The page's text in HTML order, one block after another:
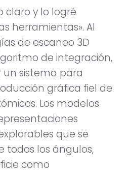
claro y lo logré
herramientas». Al
de escaneo 3D
de integración,
sistema para
gráfica fiel de
Los modelos
que se
todos los ángulos,
como